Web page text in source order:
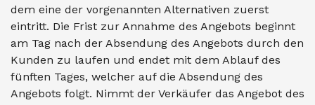
dem eine der vorgenannten Alternativen zuerst
eintritt. Die Frist zur Annahme des Angebots beginnt
am Tag nach der Absendung des Angebots durch den
Kunden zu laufen und endet mit dem Ablauf des
fünften Tages, welcher auf die Absendung des
Angebots folgt. Nimmt der Verkäufer das Angebot des